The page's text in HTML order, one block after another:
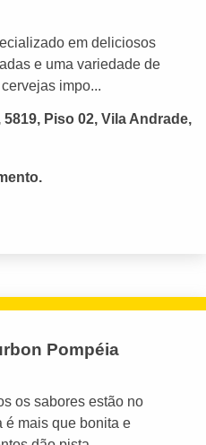
em deliciosos
e uma variedade de
impo...
Piso 02, Vila Andrade,
Pompéia
os sabores estão no
é mais que bonita e